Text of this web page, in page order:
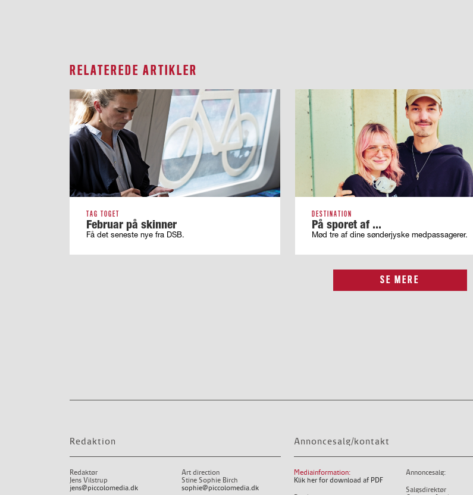
RELATEREDE ARTIKLER
TAG TOGET
Februar på skinner
Få det seneste nye fra DSB.
DESTINATION
På sporet af ...
Mød tre af dine sønderjyske medpassagerer.
SE MERE
Redaktion
Redaktør
Jens Vilstrup
jens@piccolomedia.dk
Art direction
Stine Sophie Birch
sophie@piccolomedia.dk
Annoncesalg/kontakt
Mediainformation:
Klik her for download af PDF
Annoncesalg:
Salgsdirektør